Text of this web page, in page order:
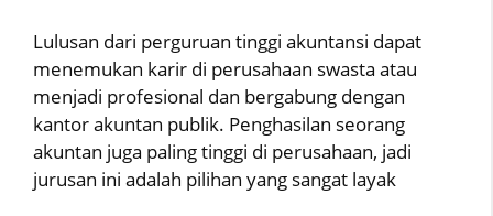
Lulusan dari perguruan tinggi akuntansi dapat
menemukan karir di perusahaan swasta atau
menjadi profesional dan bergabung dengan
kantor akuntan publik. Penghasilan seorang
akuntan juga paling tinggi di perusahaan, jadi
jurusan ini adalah pilihan yang sangat layak